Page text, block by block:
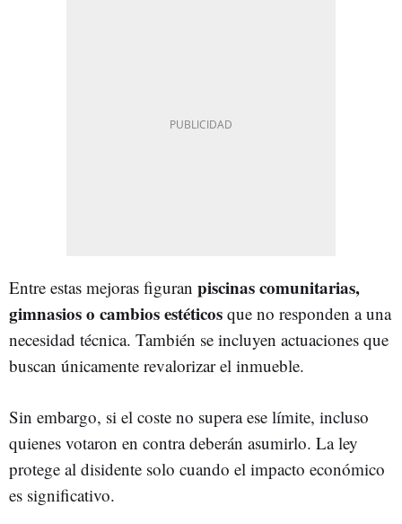
Entre estas mejoras figuran piscinas comunitarias,
gimnasios o cambios estéticos que no responden a una
necesidad técnica. También se incluyen actuaciones que
buscan únicamente revalorizar el inmueble.
Sin embargo, si el coste no supera ese límite, incluso
quienes votaron en contra deberán asumirlo. La ley
protege al disidente solo cuando el impacto económico
es significativo.